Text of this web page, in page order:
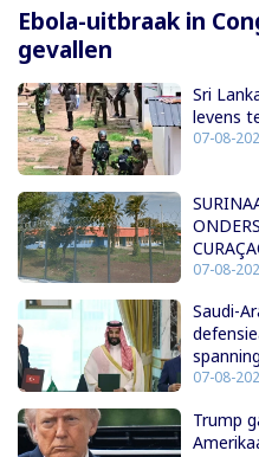
Ebola-uitbraak in
gevallen
Sri
levens
07-08-
07-08-
Saudi-
07-08-
Trump